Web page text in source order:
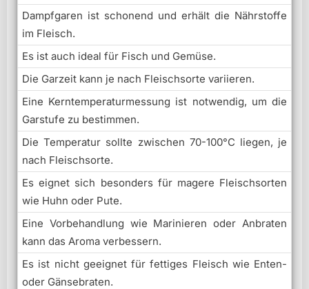
Dampfgaren ist schonend und erhält die Nährstoffe
im Fleisch.
Es ist auch ideal für Fisch und Gemüse.
Die Garzeit kann je nach Fleischsorte variieren.
Eine Kerntemperaturmessung ist notwendig, um die
Garstufe zu bestimmen.
Die Temperatur sollte zwischen 70-100°C liegen, je
nach Fleischsorte.
Es eignet sich besonders für magere Fleischsorten
wie Huhn oder Pute.
Eine Vorbehandlung wie Marinieren oder Anbraten
kann das Aroma verbessern.
Es ist nicht geeignet für fettiges Fleisch wie Enten-
oder Gänsebraten.